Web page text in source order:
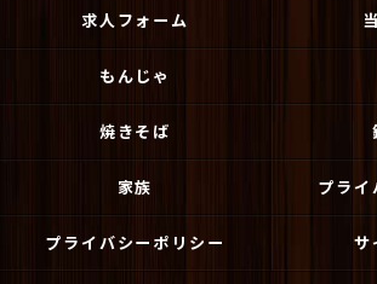
求人フォーム
もんじゃ
焼きそば
家族 プライ
プライバシーポリシー サ